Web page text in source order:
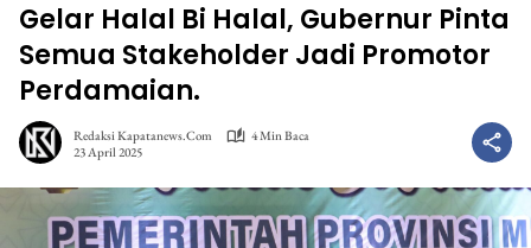
Gelar Halal Bi Halal, Gubernur Pinta
Semua Stakeholder Jadi Promotor
Perdamaian.
Redaksi Kapatanews.com
4 Min Baca
23 April 2025